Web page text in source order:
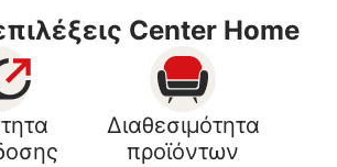
Center Home
Διαθεσιμότητα
προϊόντων